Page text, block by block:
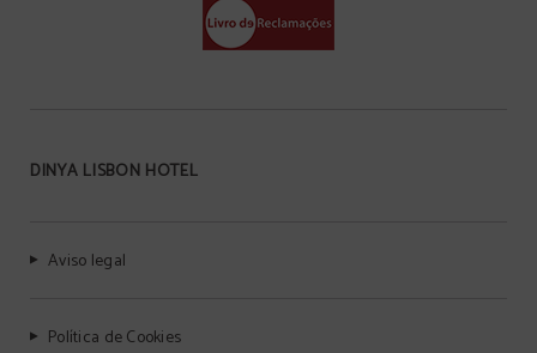
DINYA LISBON HOTEL
Aviso legal
Política de Cookies